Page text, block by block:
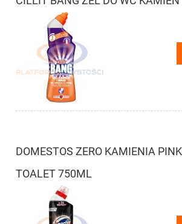
DOMESTOS ZERO KAMIENIA
TOALET 750ML